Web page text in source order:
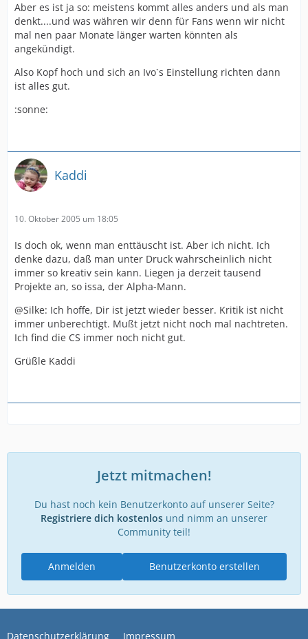
Aber es ist ja so: meistens kommt alles anders und als man
denkt....und was währen wir denn für Fans wenn wir nicht
mal nen paar Monate länger warten könnten als
angekündigt.
Also Kopf hoch und sich an Ivo`s Einstellung richten dann
ist alles gut.
:sonne:
Kaddi
10. Oktober 2005 um 18:05
Is doch ok, wenn man enttäuscht ist. Aber ich nicht. Ich
denke dazu, daß man unter Druck wahrscheinlich nicht
immer so kreativ sein kann. Liegen ja derzeit tausend
Projekte an, so issa, der Alpha-Mann.
@Silke: Ich hoffe, Dir ist jetzt wieder besser. Kritik ist nicht
immer unberechtigt. Mußt jetzt nicht noch mal nachtreten.
Ich find die CS immer noch nicht gut.
Grüßle Kaddi
Jetzt mitmachen!
Du hast noch kein Benutzerkonto auf unserer Seite?
Registriere dich kostenlos und nimm an unserer
Community teil!
Benutzerkonto erstellen
Anmelden
Datenschutzerklärung Impressum